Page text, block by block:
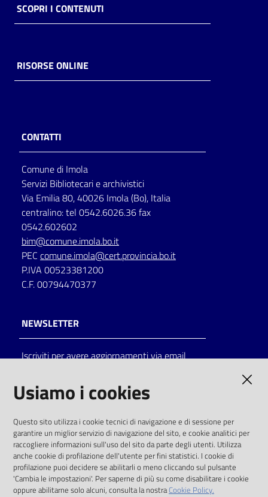
SCOPRI I CONTENUTI
RISORSE ONLINE
CONTATTI
Comune di Imola
Servizi Bibliotecari e archivistici
Via Emilia 80, 40026 Imola (Bo), Italia
centralino: tel 0542.6026.36 fax
0542.602602
bim@comune.imola.bo.it
PEC comune.imola@cert.provincia.bo.it
P.IVA 00523381200
C.F. 00794470377
NEWSLETTER
Iscriviti per avere aggiornamenti via email
solo alle condizioni previste dalla direttiva
comunitaria 2003/98/CE e dal d.lgs. 36/2006
SOCIAL
Usiamo i cookies
Questo sito utilizza i cookie tecnici di navigazione e di sessione per
garantire un miglior servizio di navigazione del sito, e cookie analitici per
raccogliere informazioni sull'uso del sito da parte degli utenti. Utilizza
anche cookie di profilazione dell'utente per fini statistici. I cookie di
profilazione puoi decidere se abilitarli o meno cliccando sul pulsante
'Cambia le impostazioni'. Per saperne di più su come disabilitare i cookie
oppure abilitarne solo alcuni, consulta la nostraCookie Policy.